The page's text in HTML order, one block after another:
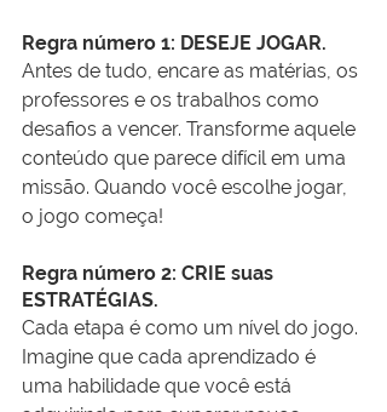
Regra número 1: DESEJE JOGAR.
Antes de tudo, encare as matérias, os
professores e os trabalhos como
desafios a vencer. Transforme aquele
conteúdo que parece difícil em uma
missão. Quando você escolhe jogar,
o jogo começa!
Regra número 2: CRIE suas
ESTRATÉGIAS.
Cada etapa é como um nível do jogo.
Imagine que cada aprendizado é
uma habilidade que você está